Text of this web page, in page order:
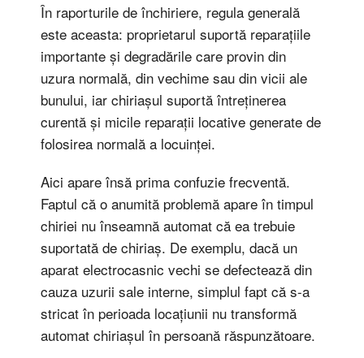
În raporturile de închiriere, regula generală
este aceasta: proprietarul suportă reparațiile
importante și degradările care provin din
uzura normală, din vechime sau din vicii ale
bunului, iar chiriașul suportă întreținerea
curentă și micile reparații locative generate de
folosirea normală a locuinței.
Aici apare însă prima confuzie frecventă.
Faptul că o anumită problemă apare în timpul
chiriei nu înseamnă automat că ea trebuie
suportată de chiriaș. De exemplu, dacă un
aparat electrocasnic vechi se defectează din
cauza uzurii sale interne, simplul fapt că s-a
stricat în perioada locațiunii nu transformă
automat chiriașul în persoană răspunzătoare.